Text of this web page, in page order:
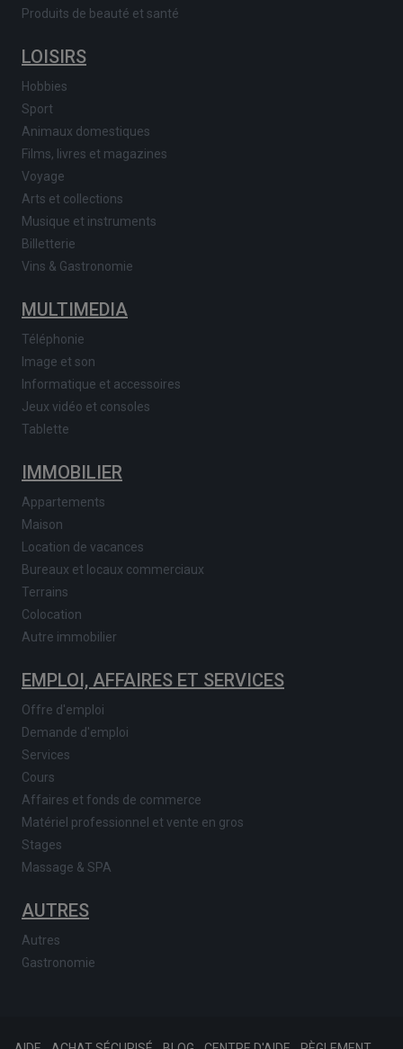
Produits de beauté et santé
LOISIRS
Hobbies
Sport
Animaux domestiques
Films, livres et magazines
Voyage
Arts et collections
Musique et instruments
Billetterie
Vins & Gastronomie
MULTIMEDIA
Téléphonie
Image et son
Informatique et accessoires
Jeux vidéo et consoles
Tablette
IMMOBILIER
Appartements
Maison
Location de vacances
Bureaux et locaux commerciaux
Terrains
Colocation
Autre immobilier
EMPLOI, AFFAIRES ET SERVICES
Offre d'emploi
Demande d'emploi
Services
Cours
Affaires et fonds de commerce
Matériel professionnel et vente en gros
Stages
Massage & SPA
AUTRES
Autres
Gastronomie